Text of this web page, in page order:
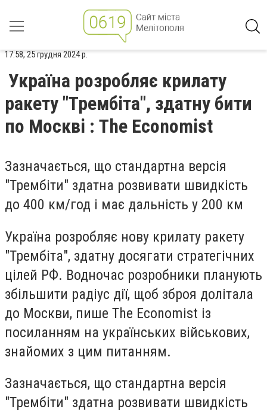
17:58, 25 грудня 2024 р.
Україна розробляє крилату
ракету "Трембіта", здатну бити
по Москві : The Economist
Зазначається, що стандартна версія
"Трембіти" здатна розвивати швидкість
до 400 км/год і має дальність у 200 км
Україна розробляє нову крилату ракету
"Трембіта", здатну досягати стратегічних
цілей РФ. Водночас розробники планують
збільшити радіус дії, щоб зброя долітала
до Москви, пише The Economist із
посиланням на українських військових,
знайомих з цим питанням.
Зазначається, що стандартна версія
"Трембіти" здатна розвивати швидкість